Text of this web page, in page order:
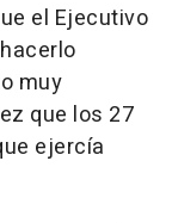
el Ejecutivo
muy
que los 27
ejercía